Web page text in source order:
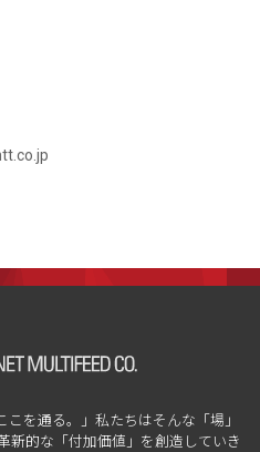
こを通る。」私たちはそんな「場」
新的な「付加価値」を創造していき